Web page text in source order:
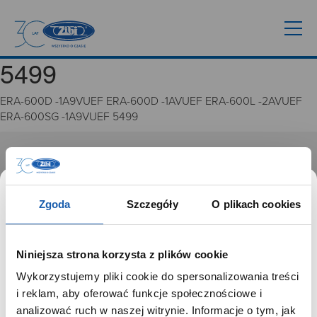
Zgoda Szczegóły O plikach cookies
Niniejsza strona korzysta z plików cookie
Wykorzystujemy pliki cookie do spersonalizowania treści
i reklam, aby oferować funkcje społecznościowe i
analizować ruch w naszej witrynie. Informacje o tym, jak
5499
ERA-600D -1A9VUEF ERA-600D -1AVUEF ERA-600L -2AVUEF
ERA-600SG -1A9VUEF 5499
GRUPA ZIBI
Misja, wizja i wartości Grupy Zibi
Ważne daty
Zgoda na ciasteczka
PRODUKTYSZANOWNY UŻYTKOWNIKU,
SZANOWNA UŻYTKOWNICZKO